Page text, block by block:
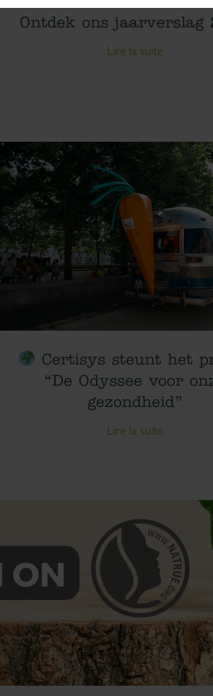
Ontdek ons jaarverslag
Lire la suite
Certisys steunt het
“De Odyssee voor
gezondheid”
Lire la suite